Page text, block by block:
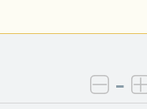
–